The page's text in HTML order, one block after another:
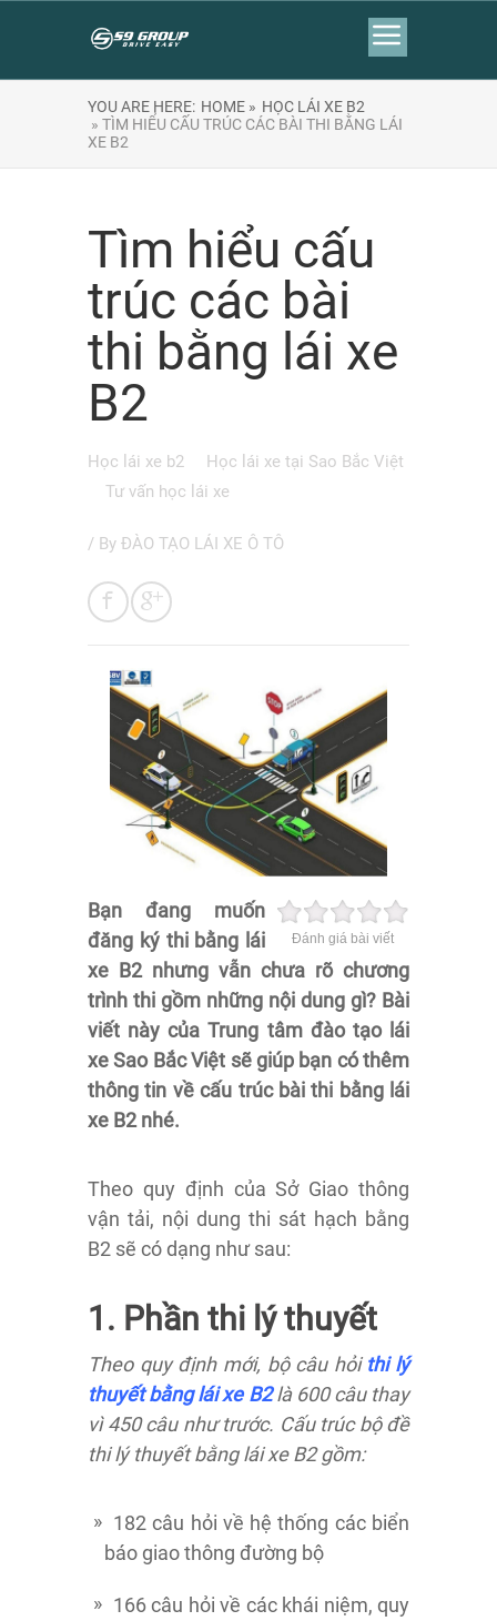
YOU ARE HERE: HOME » HỌC LÁI XE B2
» TÌM HIỂU CẤU TRÚC CÁC BÀI THI BẰNG LÁI
XE B2
Tìm hiểu cấu
trúc các bài
thi bằng lái xe
B2
Học lái xe b2
Học lái xe tại Sao Bắc Việt
Tư vấn học lái xe
/ By ĐÀO TẠO LÁI XE Ô TÔ
Đánh giá bài viết
Bạn đang muốn
đăng ký thi bằng lái
xe B2 nhưng vẫn chưa rõ chương
trình thi gồm những nội dung gì? Bài
viết này của Trung tâm đào tạo lái
xe Sao Bắc Việt sẽ giúp bạn có thêm
thông tin về cấu trúc bài thi bằng lái
xe B2 nhé.
Theo quy định của Sở Giao thông
vận tải, nội dung thi sát hạch bằng
B2 sẽ có dạng như sau:
1. Phần thi lý thuyết
Theo quy định mới, bộ câu hỏi thi lý
thuyết bằng lái xe B2là 600 câu thay
vì 450 câu như trước. Cấu trúc bộ đề
thi lý thuyết bằng lái xe B2 gồm:
182 câu hỏi về hệ thống các biển
báo giao thông đường bộ
166 câu hỏi về các khái niệm, quy